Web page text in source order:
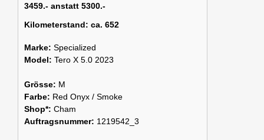
3459.- anstatt 5300.-
Kilometerstand: ca. 652
Marke: Specialized
Model: Tero X 5.0 2023
Grösse: M
Farbe: Red Onyx / Smoke
Shop*: Cham
Auftragsnummer: 1219542_3